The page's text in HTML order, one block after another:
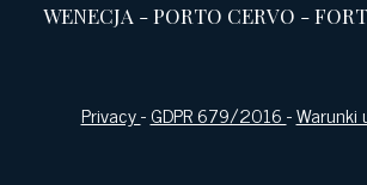
WENECJA -PORTO CERVO -
Privacy-GDPR 679/2016-Warunki